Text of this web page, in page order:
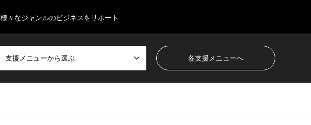
様々なジャンルのビジネスをサポート
支援メニューから選ぶ